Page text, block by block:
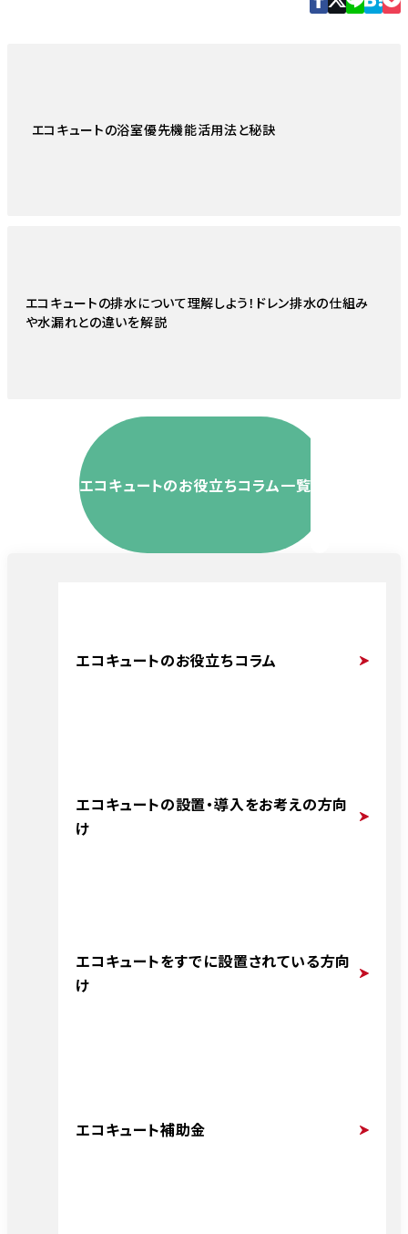
エコキュートの浴室優先機能活用法と秘訣
エコキュートの排水について理解しよう！ドレン排水の仕組み
や水漏れとの違いを解説
エコキュートのお役立ちコラム一覧
エコキュートのお役立ちコラム
エコキュートの設置・導入をお考えの方向
け
エコキュートをすでに設置されている方向
け
エコキュート補助金